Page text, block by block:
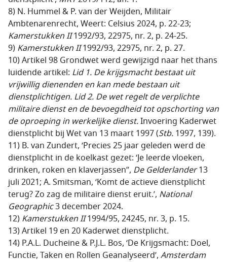
8) N. Hummel & P. van der Weijden, Militair
Ambtenarenrecht, Weert: Celsius 2024, p. 22-23;
Kamerstukken II1992/93, 22975, nr. 2, p. 24-25.
9) Kamerstukken II1992/93, 22975, nr. 2, p. 27.
10) Artikel 98 Grondwet werd gewijzigd naar het thans
luidende artikel: Lid 1. De krijgsmacht bestaat uit
vrijwillig dienenden en kan mede bestaan uit
dienstplichtigen. Lid 2. De wet regelt de verplichte
militaire dienst en de bevoegdheid tot opschorting van
de oproeping in werkelijke dienst.Invoering Kaderwet
dienstplicht bij Wet van 13 maart 1997 (Stb. 1997, 139).
11) B. van Zundert, ‘Precies 25 jaar geleden werd de
dienstplicht in de koelkast gezet: ‘Je leerde vloeken,
drinken, roken en klaverjassen’’, De Gelderlander13
juli 2021; A. Smitsman, ‘Komt de actieve dienstplicht
terug? Zo zag de militaire dienst eruit.’, National
Geographic3 december 2024.
12) Kamerstukken II1994/95, 24245, nr. 3, p. 15.
13) Artikel 19 en 20 Kaderwet dienstplicht.
14) P.A.L. Ducheine & P.J.L. Bos, ‘De Krijgsmacht: Doel,
Functie, Taken en Rollen Geanalyseerd’, Amsterdam